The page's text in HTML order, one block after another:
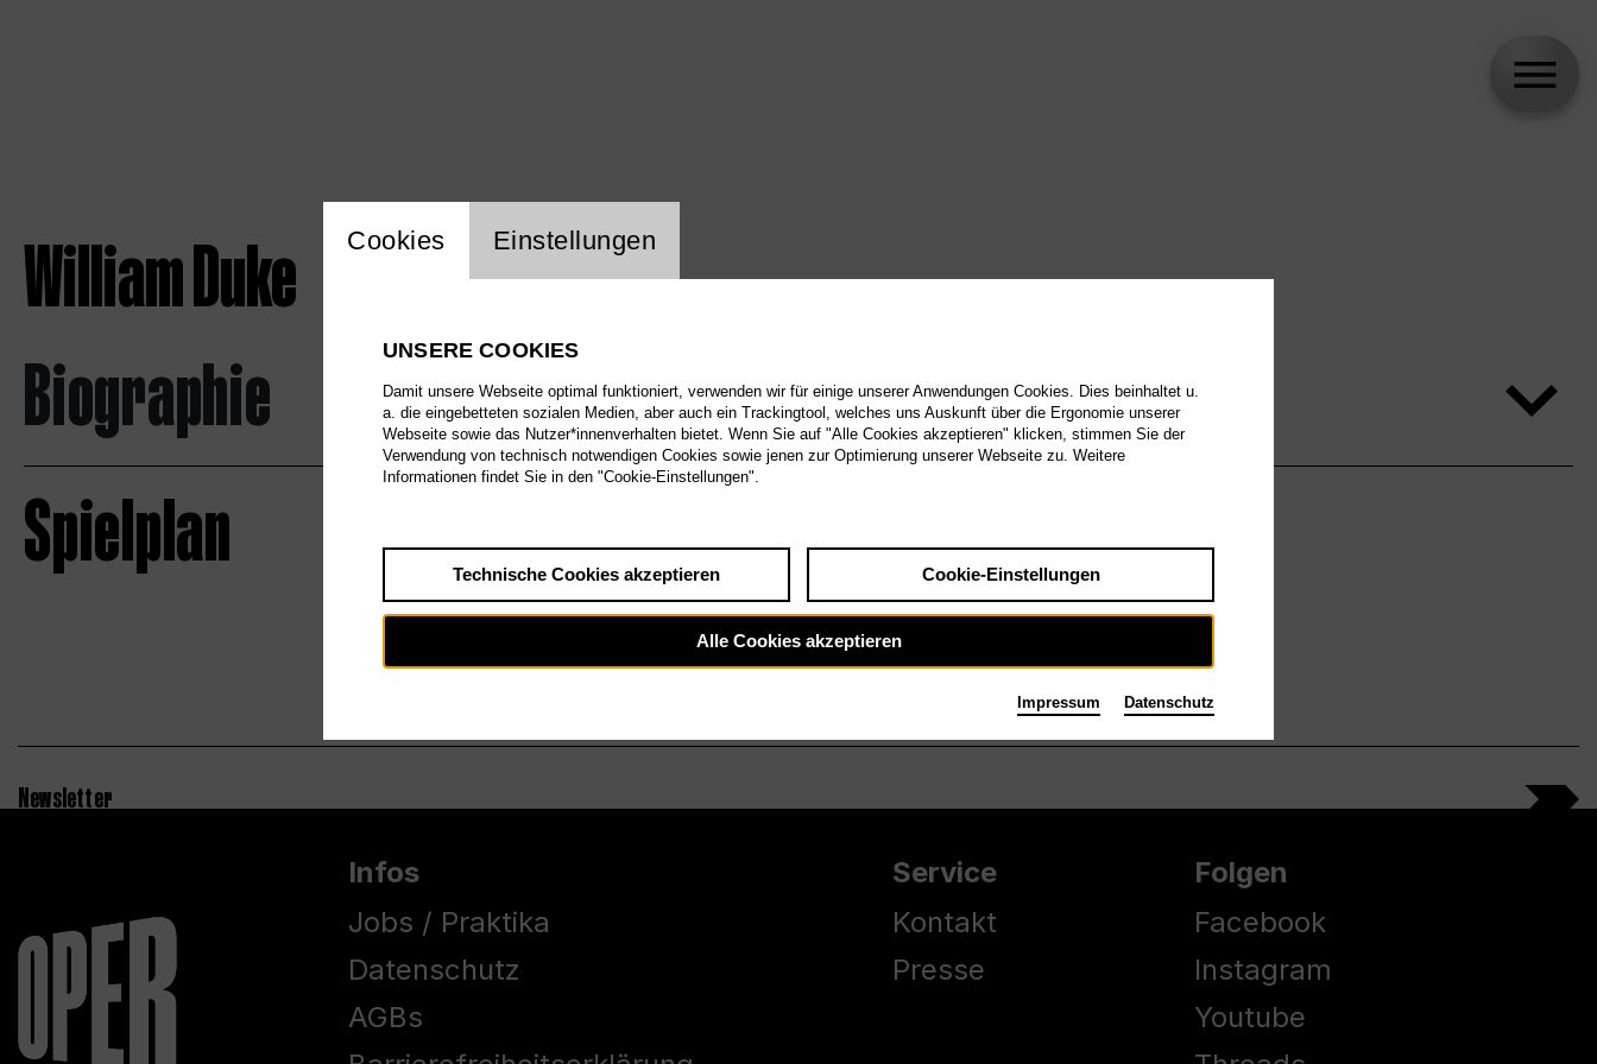
William Duke
Biographie
Spielplan
Newsletter
Infos
Jobs / Praktika
Datenschutz
AGBs
Service
Kontakt
Presse
Folgen
Facebook
Instagram
Youtube
Einstellung Website Cookie
Cookies Einstellungen
UNSERE COOKIES
Damit unsere Webseite optimal funktioniert, verwenden wir für einige unserer Anwendungen Cookies. Dies beinhaltet u.
a. die eingebetteten sozialen Medien, aber auch ein Trackingtool, welches uns Auskunft über die Ergonomie unserer
Webseite sowie das Nutzer*innenverhalten bietet. Wenn Sie auf "Alle Cookies akzeptieren" klicken, stimmen Sie der
Verwendung von technisch notwendigen Cookies sowie jenen zur Optimierung unserer Webseite zu. Weitere
Informationen findet Sie in den "Cookie-Einstellungen".
Technische Cookies akzeptieren Cookie-Einstellungen
Alle Cookies akzeptieren
Impressum Datenschutz